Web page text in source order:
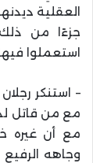
العقلية
جزءًا من
استعملوا
– استنكر
مع من قاتل
مع أن غيره
وجاهه الرفيع